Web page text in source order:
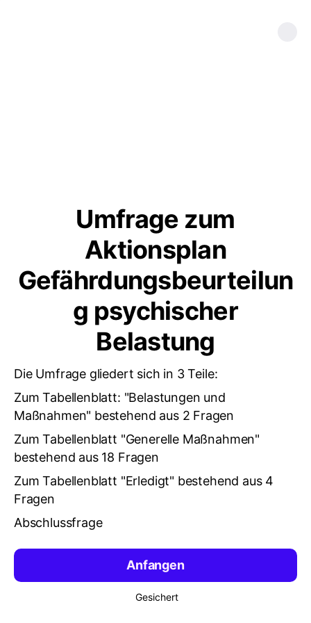
Umfrage zum
Aktionsplan
Gefährdungsbeurteilun
g psychischer
Belastung
Die Umfrage gliedert sich in 3 Teile:
Zum Tabellenblatt: "Belastungen und
Maßnahmen" bestehend aus 2 Fragen
Zum Tabellenblatt "Generelle Maßnahmen"
bestehend aus 18 Fragen
Zum Tabellenblatt "Erledigt" bestehend aus 4
Fragen
Abschlussfrage
Anfangen
Gesichert